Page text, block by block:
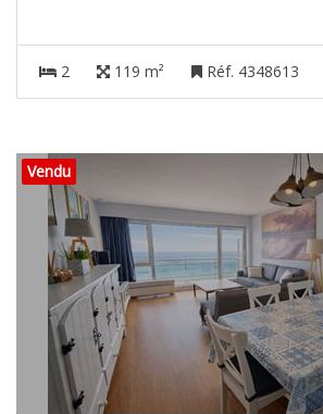
2 119 m² Réf. 4348613
Vendu